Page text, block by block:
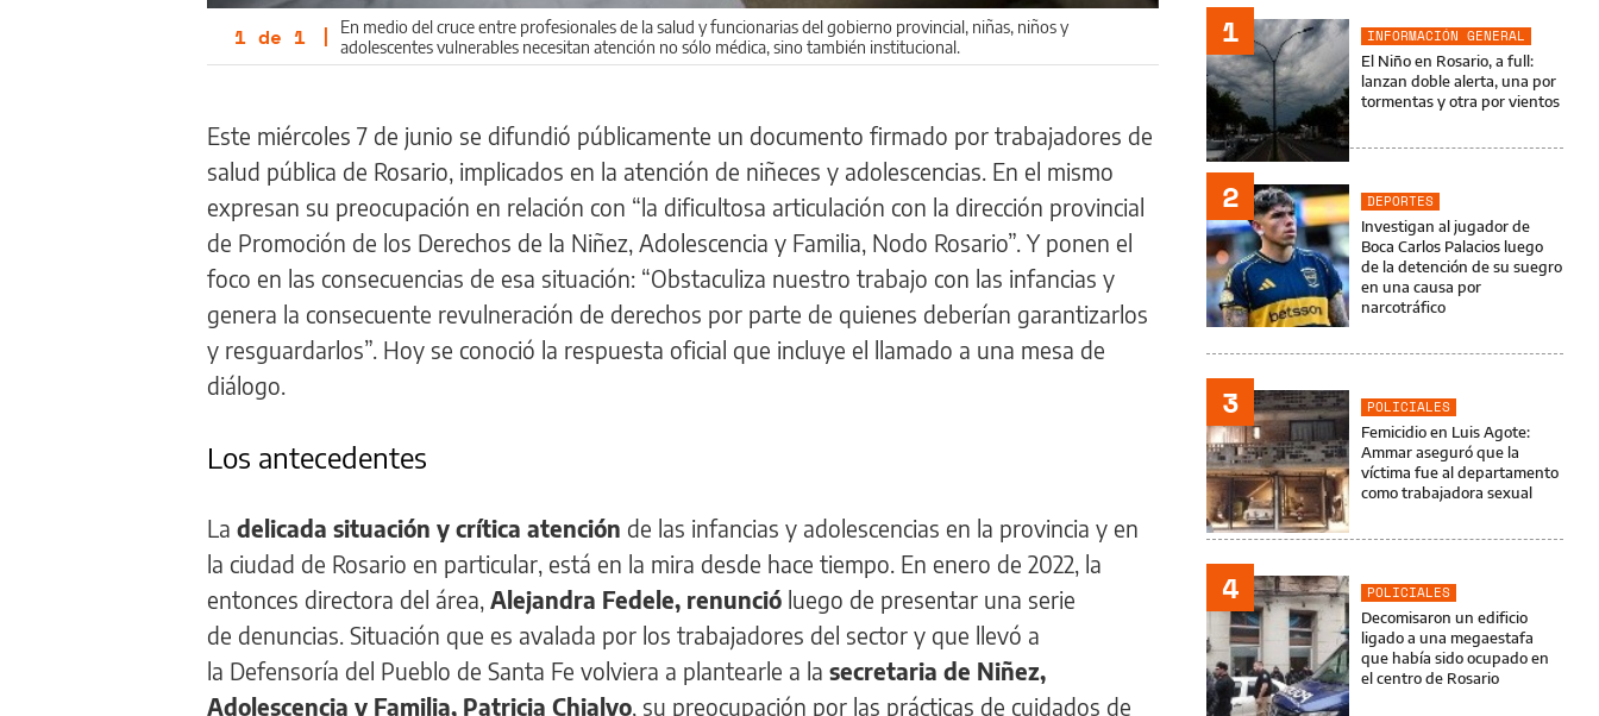
1 de 1 |
En medio del cruce entre profesionales de la salud y funcionarias del gobierno provincial, niñas, niños y
adolescentes vulnerables necesitan atención no sólo médica, sino también institucional.
Este miércoles 7 de junio se difundió públicamente un documento firmado por trabajadores de
salud pública de Rosario, implicados en la atención de niñeces y adolescencias. En el mismo
expresan su preocupación en relación con “la dificultosa articulación con la dirección provincial
de Promoción de los Derechos de la Niñez, Adolescencia y Familia, Nodo Rosario”. Y ponen el
foco en las consecuencias de esa situación: “Obstaculiza nuestro trabajo con las infancias y
genera la consecuente revulneración de derechos por parte de quienes deberían garantizarlos
y resguardarlos”. Hoy se conoció la respuesta oficial que incluye el llamado a una mesa de
diálogo.
Los antecedentes
La delicada situación y crítica atención de las infancias y adolescencias en la provincia y en
la ciudad de Rosario en particular, está en la mira desde hace tiempo. En enero de 2022, la
entonces directora del área, Alejandra Fedele, renunció luego de presentar una serie
de denuncias. Situación que es avalada por los trabajadores del sector y que llevó a
la Defensoría del Pueblo de Santa Fe volviera a plantearle a la secretaria de Niñez,
Adolescencia y Familia, Patricia Chialvo, su preocupación por las prácticas de cuidados de
1
INFORMACIÓN GENERAL
El Niño en Rosario, a full:
lanzan doble alerta, una por
tormentas y otra por vientos
2
DEPORTES
Investigan al jugador de
Boca Carlos Palacios luego
de la detención de su suegro
en una causa por
narcotráfico
3
POLICIALES
Femicidio en Luis Agote:
Ammar aseguró que la
víctima fue al departamento
como trabajadora sexual
4
POLICIALES
Decomisaron un edificio
ligado a una megaestafa
que había sido ocupado en
el centro de Rosario